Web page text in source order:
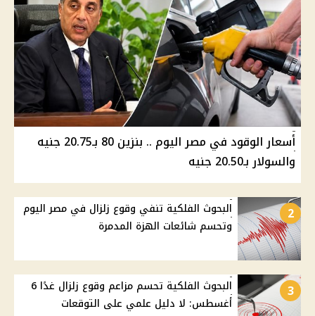
أسعار الوقود في مصر اليوم .. بنزين 80 بـ20.75 جنيه
والسولار بـ20.50 جنيه
2
البحوث الفلكية تنفي وقوع زلزال في مصر اليوم
وتحسم شائعات الهزة المدمرة
3
البحوث الفلكية تحسم مزاعم وقوع زلزال غدًا 6
أغسطس: لا دليل علمي على التوقعات